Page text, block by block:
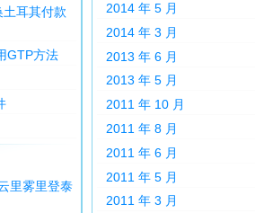
耳其付款
GTP方法
里雾里登泰
2014 年 5 月
2014 年 3 月
2013 年 6 月
2013 年 5 月
2011 年 10 月
2011 年 8 月
2011 年 6 月
2011 年 5 月
2011 年 3 月